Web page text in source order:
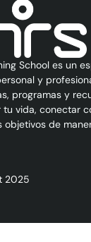
School es un
y
programas y
tu vida, conectar
objetivos de
2025